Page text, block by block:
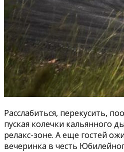
Расслабиться, перекусить,
пуская колечки кальянного
релакс-зоне. А еще гостей
вечеринка в честь